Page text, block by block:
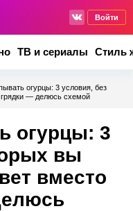
Войти
ТВ и сериалы Стиль
огурцы: 3 условия, без
грядки — делюсь схемой
огурцы: 3
вы
вместо